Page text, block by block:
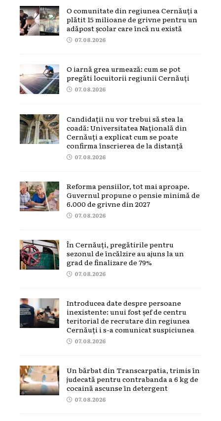
O comunitate din regiunea Cernăuți a
plătit 15 milioane de grivne pentru un
adăpost școlar care încă nu există
07.08.2026
O iarnă grea urmează: cum se pot
pregăti locuitorii regiunii Cernăuți
07.08.2026
Candidații nu vor trebui să stea la
coadă: Universitatea Națională din
Cernăuți a explicat cum se poate
confirma înscrierea de la distanță
07.08.2026
Reforma pensiilor, tot mai aproape.
Guvernul propune o pensie minimă de
6.000 de grivne din 2027
07.08.2026
În Cernăuți, pregătirile pentru
sezonul de încălzire au ajuns la un
grad de finalizare de 79%
07.08.2026
Introducea date despre persoane
inexistente: unui fost șef de centru
teritorial de recrutare din regiunea
Cernăuți i s-a comunicat suspiciunea
07.08.2026
Un bărbat din Transcarpatia, trimis în
judecată pentru contrabanda a 6 kg de
cocaină ascunse în detergent
07.08.2026